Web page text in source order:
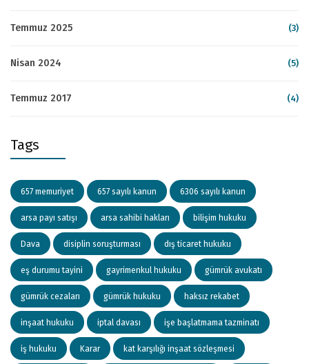
Temmuz 2025 (3)
Nisan 2024 (5)
Temmuz 2017 (4)
Tags
657 memuriyet 657 sayılı kanun 6306 sayılı kanun
arsa payı satışı arsa sahibi hakları bilişim hukuku
Dava disiplin soruşturması dış ticaret hukuku
eş durumu tayini gayrimenkul hukuku gümrük avukatı
gümrük cezaları gümrük hukuku haksız rekabet
inşaat hukuku iptal davası işe başlatmama tazminatı
iş hukuku Karar kat karşılığı inşaat sözleşmesi